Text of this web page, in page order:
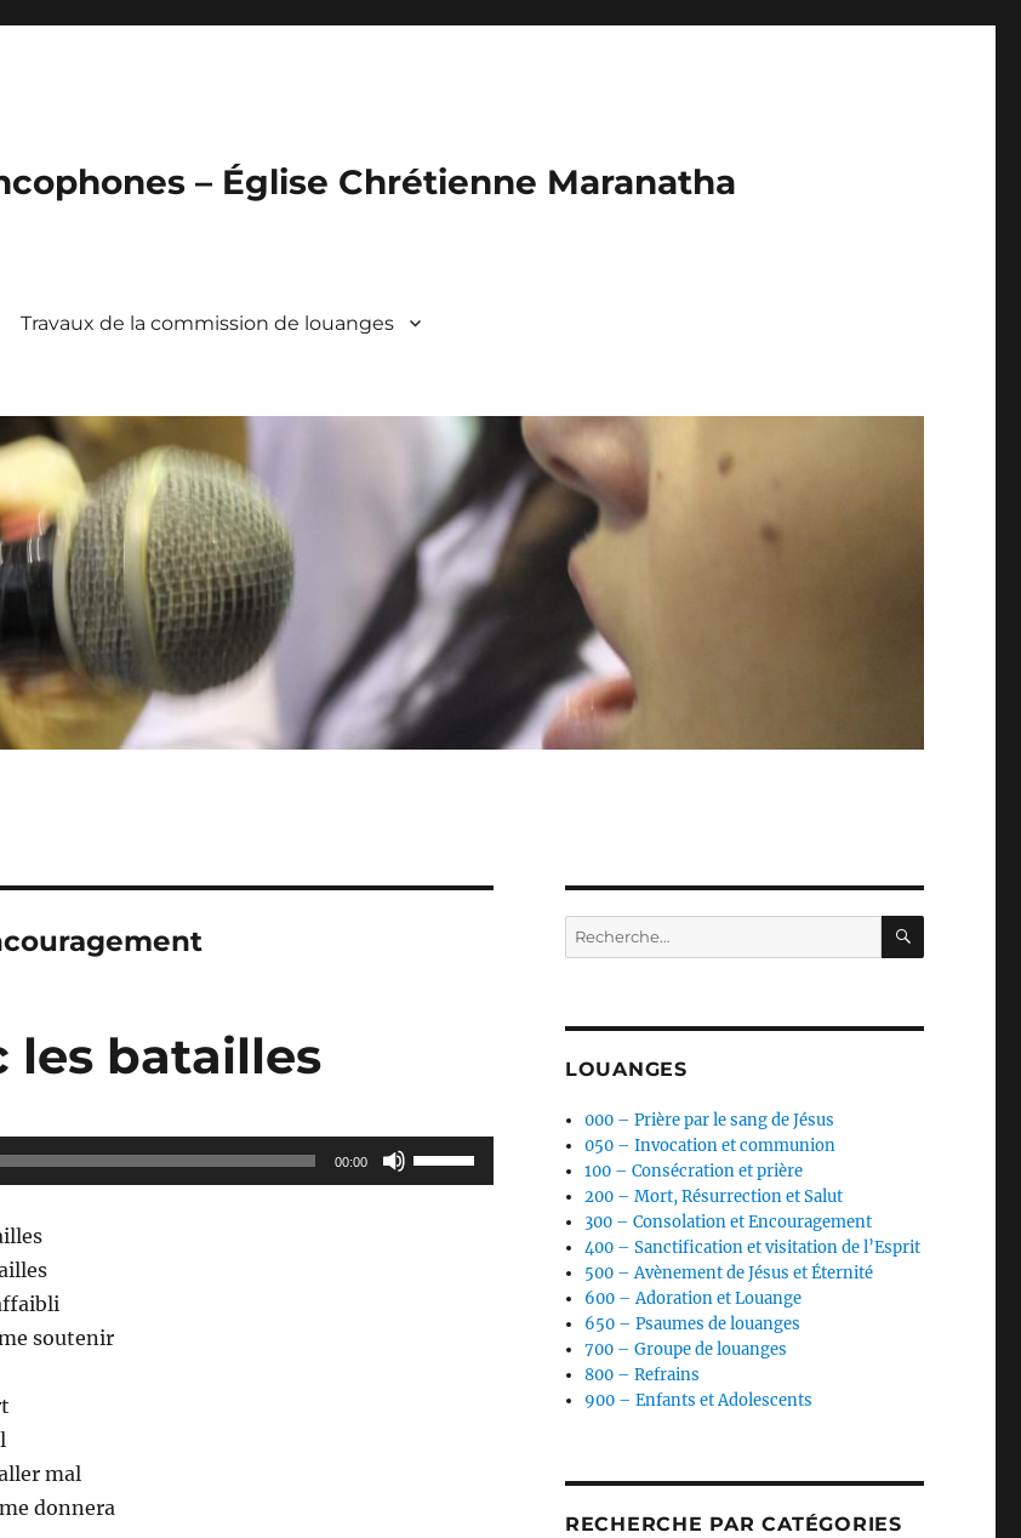
– Église Chrétienne Maranatha
Travaux de la commission de louanges
les batailles
00:00
Utilisez
les
soutenir
mal
donnera
Recherche
pour :
LOUANGES
000 – Prière par le sang de Jésus
050 – Invocation et communion
100 – Consécration et prière
200 – Mort, Résurrection et Salut
300 – Consolation et Encouragement
400 – Sanctification et visitation de l’Esprit
500 – Avènement de Jésus et Éternité
600 – Adoration et Louange
650 – Psaumes de louanges
700 – Groupe de louanges
800 – Refrains
900 – Enfants et Adolescents
RECHERCHE PAR CATÉGORIES